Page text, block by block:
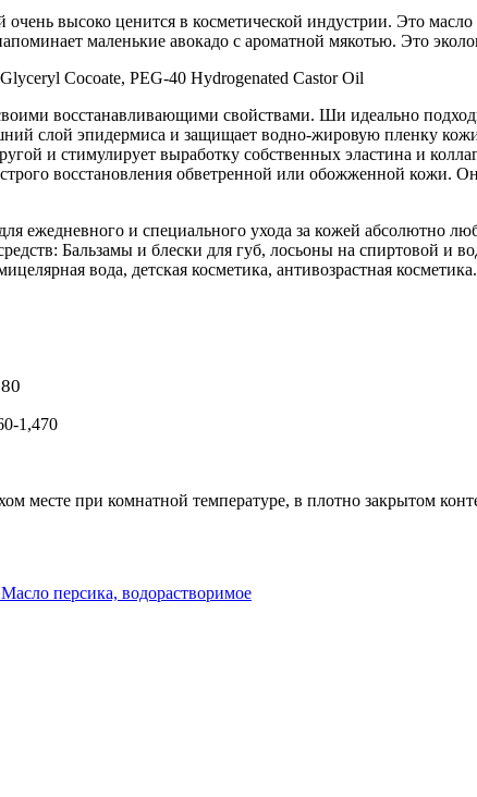
высоко ценится в косметической индустрии. Это
маленькие авокадо с ароматной мякотью. Это
Cocoate, PEG-40 Hydrogenated Castor Oil
восстанавливающими свойствами. Ши идеально
слой эпидермиса и защищает водно-жировую пленку
и стимулирует выработку собственных эластина и
восстановления обветренной или обожженной кожи.
ежедневного и специального ухода за кожей абсолютно
Бальзамы и блески для губ, лосьоны на спиртовой
вода, детская косметика, антивозрастная косметика.
1,470
месте при комнатной температуре, в плотно закрытом
Масло персика, водорастворимое